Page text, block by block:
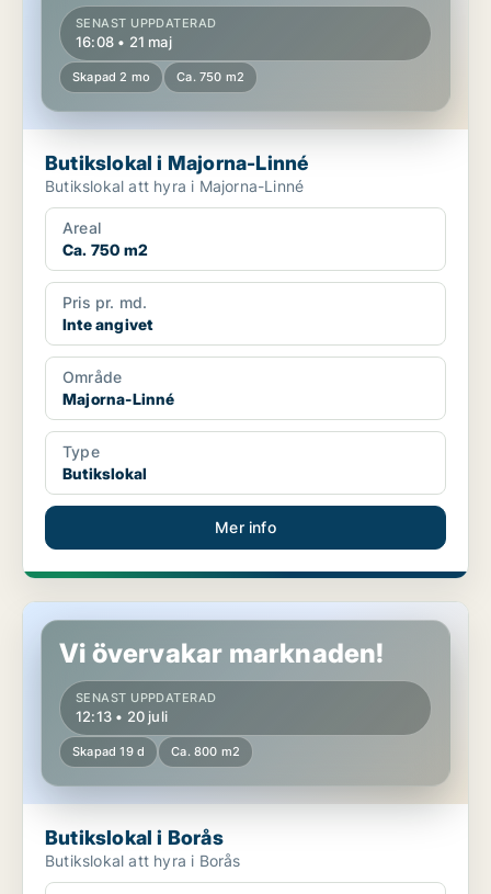
SENAST UPPDATERAD
16:08 • 21 maj
Skapad 2 mo Ca. 750 m2
Butikslokal i Majorna-Linné
Butikslokal att hyra i Majorna-Linné
Areal
Ca. 750 m2
Pris pr. md.
Inte angivet
Område
Majorna-Linné
Type
Butikslokal
Mer info
Butikslokal i Borås
Vi övervakar marknaden!
SENAST UPPDATERAD
12:13 • 20 juli
Skapad 19 d Ca. 800 m2
Butikslokal i Borås
Butikslokal att hyra i Borås